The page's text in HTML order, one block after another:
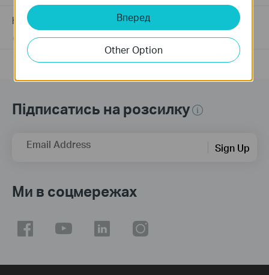
How to Improve Your Wi-Fi Signal and Wireless Range
12-28-2012 2156906views
Підписатись на розсилку
Email Address Sign Up
Ми в соцмережах
Вперед
Other Option